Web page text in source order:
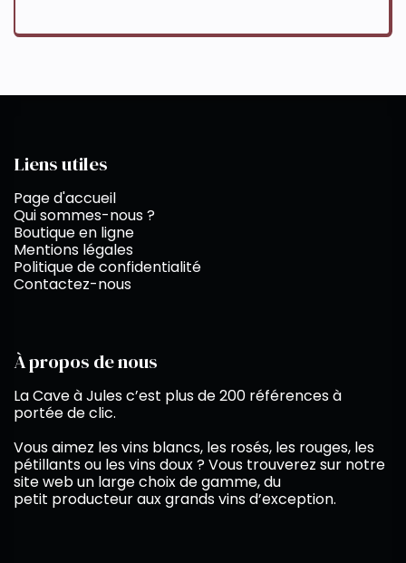
Liens utiles
Page d'accueil
Qui sommes-nous ?
Boutique en ligne
Mentions légales
Politique de confidentialité
Contactez-nous
À propos de nous
La Cave à Jules c’est plus de 200 références à
portée de clic.
Vous aimez les vins blancs, les rosés, les rouges, les
pétillants ou les vins doux ? Vous trouverez sur notre
site web un large choix de gamme, du
petit producteur aux grands vins d’exception.